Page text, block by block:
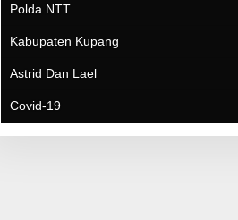
Polda NTT
Kabupaten Kupang
Astrid Dan Lael
Covid-19